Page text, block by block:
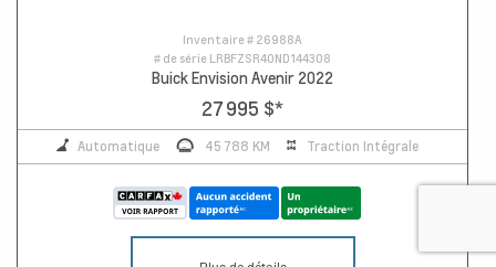
Inventaire # 26988A
# de série LRBFZSR40ND144308
Buick Envision Avenir 2022
27 995 $*
Automatique 45 788 KM Traction Intégrale